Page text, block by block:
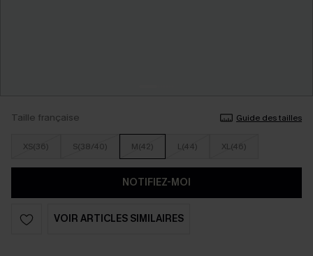
Taille française Guide des tailles
XS(36) S(38/40) M(42) L(44) XL(46)
NOTIFIEZ-MOI
VOIR ARTICLES SIMILAIRES